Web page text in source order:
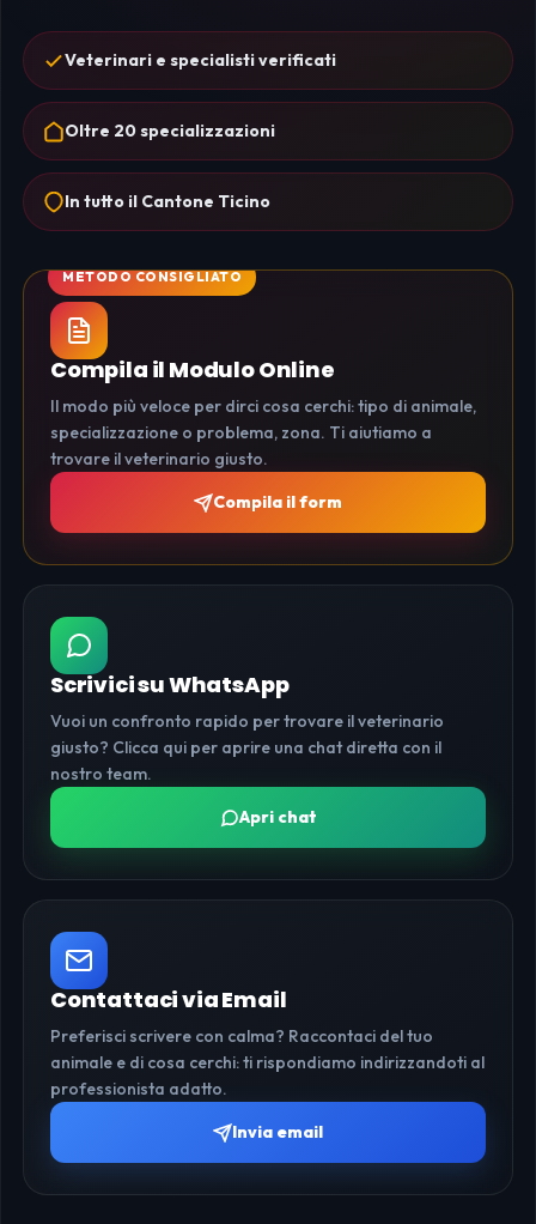
Veterinari e specialisti verificati
Oltre 20 specializzazioni
In tutto il Cantone Ticino
Compila il Modulo Online
Il modo più veloce per dirci cosa cerchi: tipo di animale,
specializzazione o problema, zona. Ti aiutiamo a
trovare il veterinario giusto.
Compila il form
Scrivici su WhatsApp
Vuoi un confronto rapido per trovare il veterinario
giusto? Clicca qui per aprire una chat diretta con il
nostro team.
Apri chat
Contattaci via Email
Preferisci scrivere con calma? Raccontaci del tuo
animale e di cosa cerchi: ti rispondiamo indirizzandoti al
professionista adatto.
Invia email